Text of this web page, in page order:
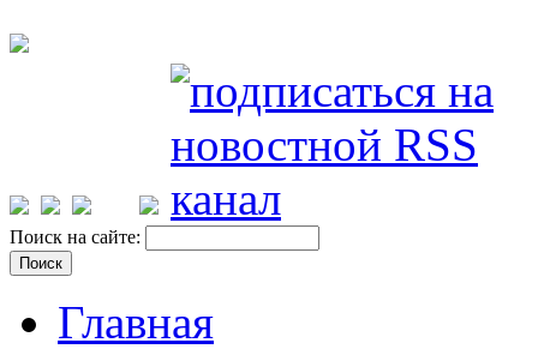
Поиск на сайте:
Главная